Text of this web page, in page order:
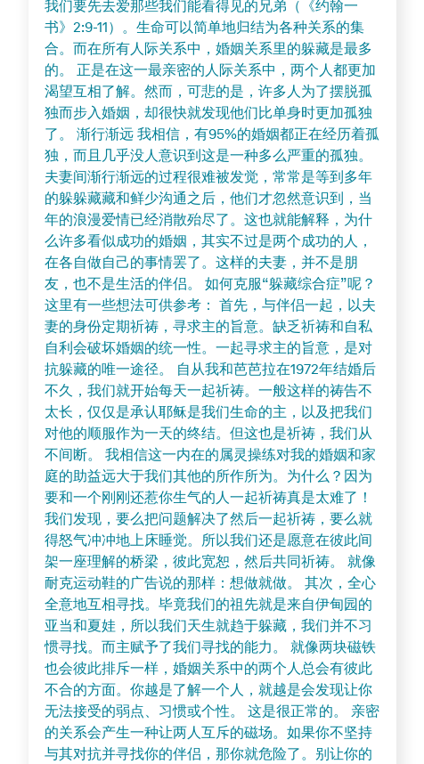
我们要先去爱那些我们能看得见的兄弟（《约翰一
书》2:9-11）。生命可以简单地归结为各种关系的集
合。而在所有人际关系中，婚姻关系里的躲藏是最多
的。 正是在这一最亲密的人际关系中，两个人都更加
渴望互相了解。然而，可悲的是，许多人为了摆脱孤
独而步入婚姻，却很快就发现他们比单身时更加孤独
了。 渐行渐远 我相信，有95%的婚姻都正在经历着孤
独，而且几乎没人意识到这是一种多么严重的孤独。
夫妻间渐行渐远的过程很难被发觉，常常是等到多年
的躲躲藏藏和鲜少沟通之后，他们才忽然意识到，当
年的浪漫爱情已经消散殆尽了。这也就能解释，为什
么许多看似成功的婚姻，其实不过是两个成功的人，
在各自做自己的事情罢了。这样的夫妻，并不是朋
友，也不是生活的伴侣。 如何克服“躲藏综合症”呢？
这里有一些想法可供参考： 首先，与伴侣一起，以夫
妻的身份定期祈祷，寻求主的旨意。缺乏祈祷和自私
自利会破坏婚姻的统一性。一起寻求主的旨意，是对
抗躲藏的唯一途径。 自从我和芭芭拉在1972年结婚后
不久，我们就开始每天一起祈祷。一般这样的祷告不
太长，仅仅是承认耶稣是我们生命的主，以及把我们
对他的顺服作为一天的终结。但这也是祈祷，我们从
不间断。 我相信这一内在的属灵操练对我的婚姻和家
庭的助益远大于我们其他的所作所为。为什么？因为
要和一个刚刚还惹你生气的人一起祈祷真是太难了！
我们发现，要么把问题解决了然后一起祈祷，要么就
得怒气冲冲地上床睡觉。所以我们还是愿意在彼此间
架一座理解的桥梁，彼此宽恕，然后共同祈祷。 就像
耐克运动鞋的广告说的那样：想做就做。 其次，全心
全意地互相寻找。毕竟我们的祖先就是来自伊甸园的
亚当和夏娃，所以我们天生就趋于躲藏，我们并不习
惯寻找。而主赋予了我们寻找的能力。 就像两块磁铁
也会彼此排斥一样，婚姻关系中的两个人总会有彼此
不合的方面。你越是了解一个人，就越是会发现让你
无法接受的弱点、习惯或个性。 这是很正常的。 亲密
的关系会产生一种让两人互斥的磁场。如果你不坚持
与其对抗并寻找你的伴侣，那你就危险了。别让你的